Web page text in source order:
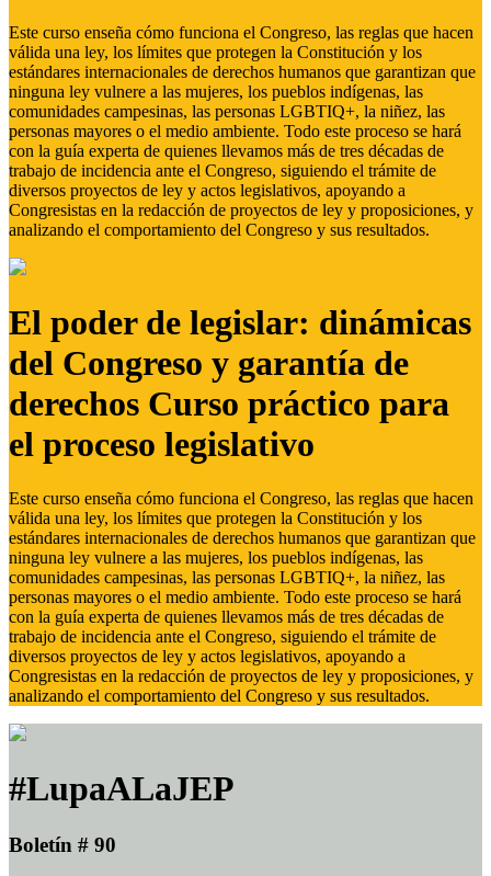
Este curso enseña cómo funciona el Congreso, las reglas que hacen
válida una ley, los límites que protegen la Constitución y los
estándares internacionales de derechos humanos que garantizan que
ninguna ley vulnere a las mujeres, los pueblos indígenas, las
comunidades campesinas, las personas LGBTIQ+, la niñez, las
personas mayores o el medio ambiente. Todo este proceso se hará
con la guía experta de quienes llevamos más de tres décadas de
trabajo de incidencia ante el Congreso, siguiendo el trámite de
diversos proyectos de ley y actos legislativos, apoyando a
Congresistas en la redacción de proyectos de ley y proposiciones, y
analizando el comportamiento del Congreso y sus resultados.
El poder de legislar: dinámicas
del Congreso y garantía de
derechos Curso práctico para
el proceso legislativo
Este curso enseña cómo funciona el Congreso, las reglas que hacen
válida una ley, los límites que protegen la Constitución y los
estándares internacionales de derechos humanos que garantizan que
ninguna ley vulnere a las mujeres, los pueblos indígenas, las
comunidades campesinas, las personas LGBTIQ+, la niñez, las
personas mayores o el medio ambiente. Todo este proceso se hará
con la guía experta de quienes llevamos más de tres décadas de
trabajo de incidencia ante el Congreso, siguiendo el trámite de
diversos proyectos de ley y actos legislativos, apoyando a
Congresistas en la redacción de proyectos de ley y proposiciones, y
analizando el comportamiento del Congreso y sus resultados.
#LupaALaJEP
Boletín # 90